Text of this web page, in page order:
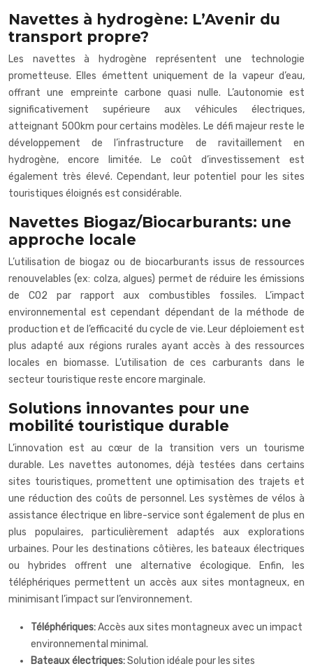
Navettes à hydrogène: L’Avenir du
transport propre?
Les navettes à hydrogène représentent une technologie
prometteuse. Elles émettent uniquement de la vapeur d’eau,
offrant une empreinte carbone quasi nulle. L’autonomie est
significativement supérieure aux véhicules électriques,
atteignant 500km pour certains modèles. Le défi majeur reste le
développement de l’infrastructure de ravitaillement en
hydrogène, encore limitée. Le coût d’investissement est
également très élevé. Cependant, leur potentiel pour les sites
touristiques éloignés est considérable.
Navettes Biogaz/Biocarburants: une
approche locale
L’utilisation de biogaz ou de biocarburants issus de ressources
renouvelables (ex: colza, algues) permet de réduire les émissions
de CO2 par rapport aux combustibles fossiles. L’impact
environnemental est cependant dépendant de la méthode de
production et de l’efficacité du cycle de vie. Leur déploiement est
plus adapté aux régions rurales ayant accès à des ressources
locales en biomasse. L’utilisation de ces carburants dans le
secteur touristique reste encore marginale.
Solutions innovantes pour une
mobilité touristique durable
L’innovation est au cœur de la transition vers un tourisme
durable. Les navettes autonomes, déjà testées dans certains
sites touristiques, promettent une optimisation des trajets et
une réduction des coûts de personnel. Les systèmes de vélos à
assistance électrique en libre-service sont également de plus en
plus populaires, particulièrement adaptés aux explorations
urbaines. Pour les destinations côtières, les bateaux électriques
ou hybrides offrent une alternative écologique. Enfin, les
téléphériques permettent un accès aux sites montagneux, en
minimisant l’impact sur l’environnement.
Téléphériques:Accès aux sites montagneux avec un impact
environnemental minimal.
Bateaux électriques:Solution idéale pour les sites